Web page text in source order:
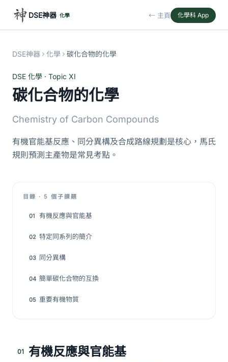
DSE神器 化學 ← 主頁 化學科 App
DSE神器 化學 碳化合物的化學
DSE 化學 · Topic XI
碳化合物的化學
Chemistry of Carbon Compounds
有機官能基反應、同分異構及合成路線規劃是核心，馬氏
規則預測主產物是常見考點。
目錄 · 5 個子課題
01 有機反應與官能基
02 特定同系列的簡介
03 同分異構
04 簡單碳化合物的互換
05 重要有機物質
01 有機反應與官能基